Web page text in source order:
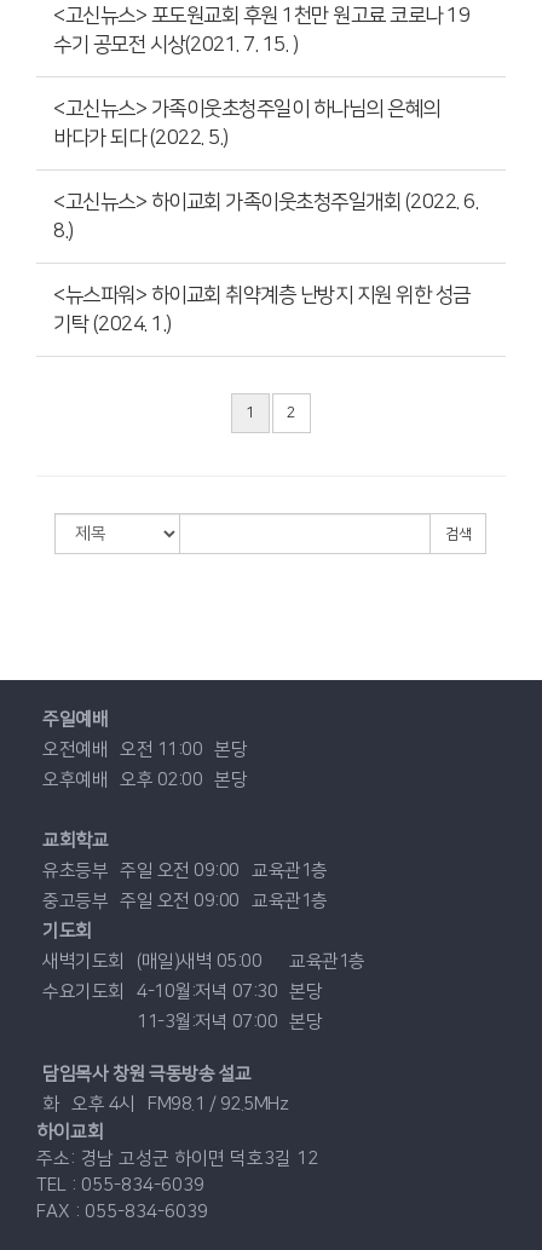
<고신뉴스> 포도원교회 후원 1천만 원고료 코로나 19
수기 공모전 시상(2021. 7. 15. )
<고신뉴스> 가족이웃초청주일이 하나님의 은혜의
바다가 되다 (2022. 5.)
<고신뉴스> 하이교회 가족이웃초청주일개회 (2022. 6.
8.)
<뉴스파워> 하이교회 취약계층 난방지 지원 위한 성금
기탁 (2024. 1.)
1 2
검색
주일예배
오전예배
오전 11:00 본당
오후예배
오후 02:00 본당
교회학교
유초등부 주일 오전 09:00
교육관1층
중고등부 주일 오전 09:00
교육관1층
기도회
새벽기도회
(매일)새벽 05:00
교육관1층
수요기도회
4-10월:저녁 07:30 본당
11-3월:저녁 07:00 본당
담임목사 창원 극동방송 설교
화
오후 4시
FM98.1 / 92.5MHz
하이교회
주소: 경남 고성군 하이면 덕호3길 12
TEL : 055-834-6039
FAX : 055-834-6039